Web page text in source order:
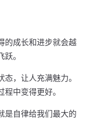
的成长和进步就会越
。
，让人充满魅力。
中变得更好。
是自律给我们最大的